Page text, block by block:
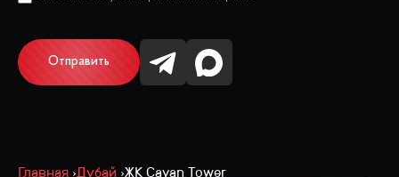
Отправить
Главная Дубай ЖК Cayan Tower